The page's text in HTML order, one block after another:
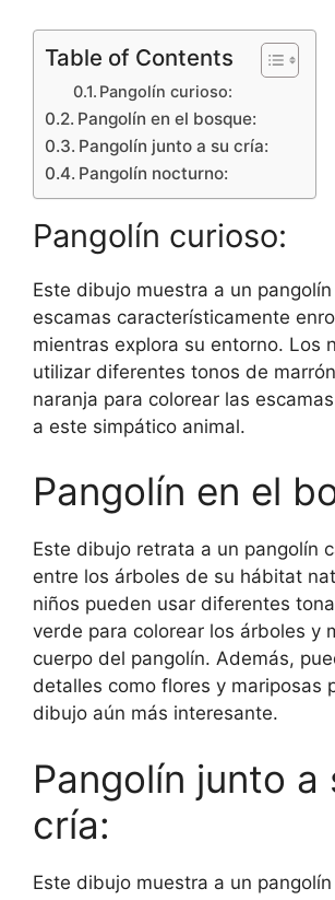
Table of Contents
Pangolín curioso:
Pangolín en el bosque:
Pangolín junto a su cría:
Pangolín nocturno:
Pangolín curioso:
Este dibujo muestra a un
escamas característicamente
mientras explora su entorno. Los
utilizar diferentes tonos de
naranja para colorear las
a este simpático animal.
Pangolín en el
Este dibujo retrata a un pangolín
entre los árboles de su hábitat
niños pueden usar diferentes
verde para colorear los árboles y
cuerpo del pangolín. Además,
detalles como flores y mariposas
dibujo aún más interesante.
Pangolín junto a
cría:
Este dibujo muestra a un